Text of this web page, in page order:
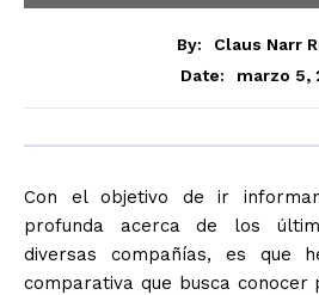
By:
Claus Narr
Date:
marzo 5,
Con el objetivo de ir
profunda acerca de los
diversas compañías, es que
comparativa que busca